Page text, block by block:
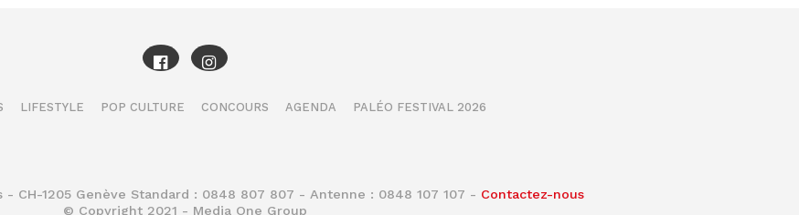
LIFESTYLE POP CULTURE CONCOURS AGENDA PALÉO FESTIVAL 2026
- CH-1205 Genève Standard : 0848 807 807 - Antenne : 0848 107 107 - Contactez-nous
© Copyright 2021 - Media One Group